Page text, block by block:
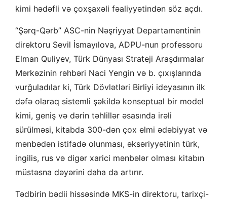
kimi hədəfli və çoxşaxəli fəaliyyətindən söz açdı.
“Şərq-Qərb” ASC-nin Nəşriyyat Departamentinin
direktoru Sevil İsmayılova, ADPU-nun professoru
Elman Quliyev, Türk Dünyası Strateji Araşdırmalar
Mərkəzinin rəhbəri Naci Yengin və b. çıxışlarında
vurğuladılar ki, Türk Dövlətləri Birliyi ideyasının ilk
dəfə olaraq sistemli şəkildə konseptual bir model
kimi, geniş və dərin təhlillər əsasında irəli
sürülməsi, kitabda 300-dən çox elmi ədəbiyyat və
mənbədən istifadə olunması, əksəriyyətinin türk,
ingilis, rus və digər xarici mənbələr olması kitabın
müstəsna dəyərini daha da artırır.
Tədbirin bədii hissəsində MKS-in direktoru, tarixçi-